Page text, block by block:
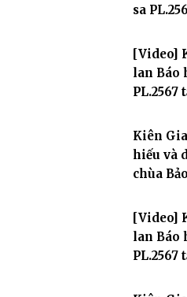
sa
[Video]
lan Báo
PL.2567
Kiên
hiếu và
chùa
[Video]
lan Báo
PL.2567